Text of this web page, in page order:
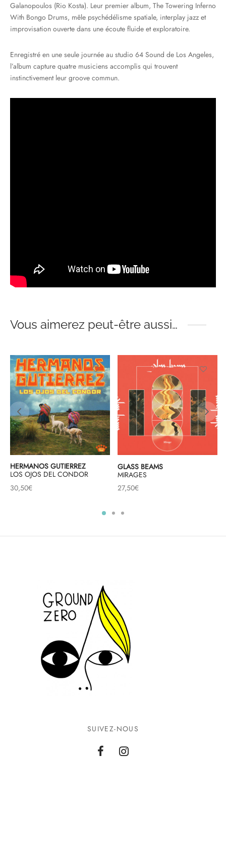
Galanopoulos (Rio Kosta). Leur premier album, The Towering Inferno
With Bongo Drums, mêle psychédélisme spatiale, interplay jazz et
improvisation ouverte dans une écoute fluide et exploratoire.
Enregistré en une seule journée au studio 64 Sound de Los Angeles,
l’album capture quatre musiciens accomplis qui trouvent
instinctivement leur groove commun.
Vous aimerez peut-être aussi…
HERMANOS GUTIERREZ
LOS OJOS DEL CONDOR
30,50€
GLASS BEAMS
MIRAGES
27,50€
SUIVEZ-NOUS